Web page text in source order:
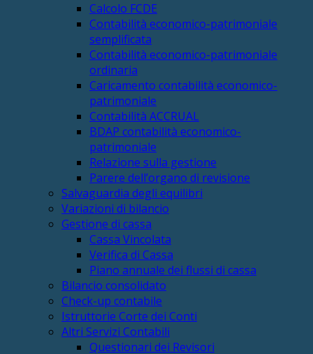
Calcolo FCDE
Contabilità economico-patrimoniale
semplificata
Contabilità economico-patrimoniale
ordinaria
Caricamento contabilità economico-
patrimoniale
Contabilità ACCRUAL
BDAP contabilità economico-
patrimoniale
Relazione sulla gestione
Parere dell’organo di revisione
Salvaguardia degli equilibri
Variazioni di bilancio
Gestione di cassa
Cassa Vincolata
Verifica di Cassa
Piano annuale dei flussi di cassa
Bilancio consolidato
Check-up contabile
Istruttorie Corte dei Conti
Altri Servizi Contabili
Questionari dei Revisori